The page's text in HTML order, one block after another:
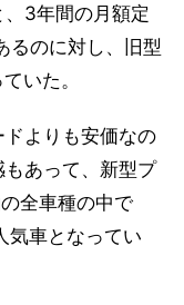
3年間の月額定
のに対し、旧型
いた。
よりも安価なの
あって、新型プ
全車種の中で
気車となってい